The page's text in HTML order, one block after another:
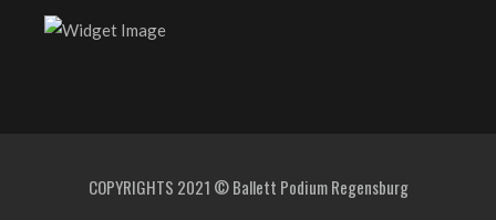
COPYRIGHTS 2021 © Ballett Podium Regensburg